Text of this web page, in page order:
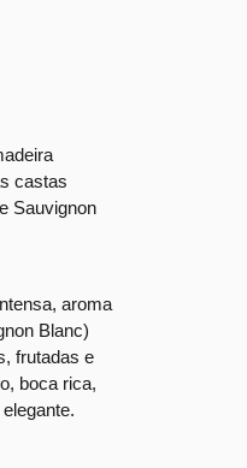
castas
Sauvignon
aroma
Blanc)
frutadas e
boca rica,